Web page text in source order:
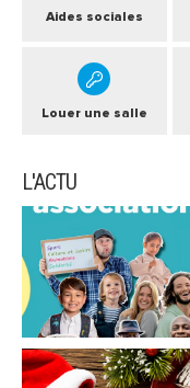
Aides sociales
Louer une salle
L'ACTU